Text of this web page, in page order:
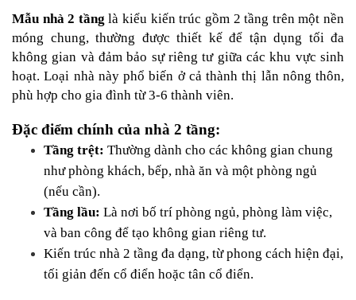
Mẫu nhà 2 tầng là kiểu kiến trúc gồm 2 tầng trên một nền
móng chung, thường được thiết kế để tận dụng tối đa
không gian và đảm bảo sự riêng tư giữa các khu vực sinh
hoạt. Loại nhà này phổ biến ở cả thành thị lẫn nông thôn,
phù hợp cho gia đình từ 3-6 thành viên.
Đặc điểm chính của nhà 2 tầng:
Tầng trệt: Thường dành cho các không gian chung
như phòng khách, bếp, nhà ăn và một phòng ngủ
(nếu cần).
Tầng lầu: Là nơi bố trí phòng ngủ, phòng làm việc,
và ban công để tạo không gian riêng tư.
Kiến trúc nhà 2 tầng đa dạng, từ phong cách hiện đại,
tối giản đến cổ điển hoặc tân cổ điển.